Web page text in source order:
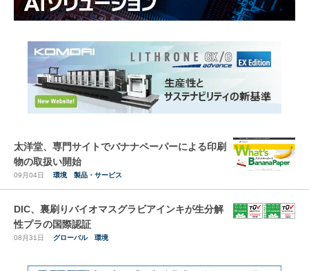
太洋堂、専門サイトでバナナペーパーによる印刷
物の取扱い開始
09月04日 環境 製品・サービス
DIC、裏刷りバイオマスグラビアインキが生分解
性プラの国際認証
08月31日 グローバル 環境